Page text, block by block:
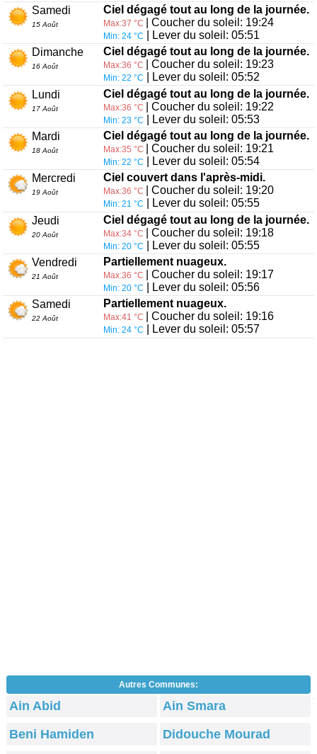
Samedi
15 Août
Ciel dégagé tout au long de la journée.
Max:37 °C | Coucher du soleil: 19:24
Min: 24 °C
| Lever du soleil: 05:51
Dimanche
16 Août
Ciel dégagé tout au long de la journée.
Max:36 °C | Coucher du soleil: 19:23
Min: 22 °C
| Lever du soleil: 05:52
Lundi
17 Août
Ciel dégagé tout au long de la journée.
Max:36 °C | Coucher du soleil: 19:22
Min: 23 °C
| Lever du soleil: 05:53
Mardi
18 Août
Ciel dégagé tout au long de la journée.
Max:35 °C | Coucher du soleil: 19:21
Min: 22 °C
| Lever du soleil: 05:54
Mercredi
19 Août
Ciel couvert dans l'après-midi.
Max:36 °C | Coucher du soleil: 19:20
Min: 21 °C
| Lever du soleil: 05:55
Jeudi
20 Août
Ciel dégagé tout au long de la journée.
Max:34 °C | Coucher du soleil: 19:18
Min: 20 °C
| Lever du soleil: 05:55
Vendredi
21 Août
Partiellement nuageux.
Max:36 °C | Coucher du soleil: 19:17
Min: 20 °C
| Lever du soleil: 05:56
Samedi
22 Août
Partiellement nuageux.
Max:41 °C | Coucher du soleil: 19:16
Min: 24 °C | Lever du soleil: 05:57
Autres Communes:
Ain Abid
Ain Smara
Beni Hamiden
Didouche Mourad